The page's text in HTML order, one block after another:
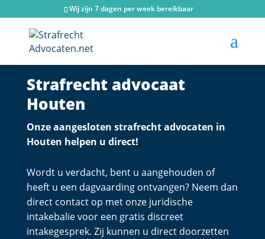
Wij zijn 7 dagen per week bereikbaar
Strafrecht advocaat
Houten
Onze aangesloten strafrecht advocaten in
Houten helpen u direct!
Wordt u verdacht, bent u aangehouden of
heeft u een dagvaarding ontvangen? Neem dan
direct contact op met onze juridische
intakebalie voor een gratis discreet
intakegesprek. Zij kunnen u direct doorzetten